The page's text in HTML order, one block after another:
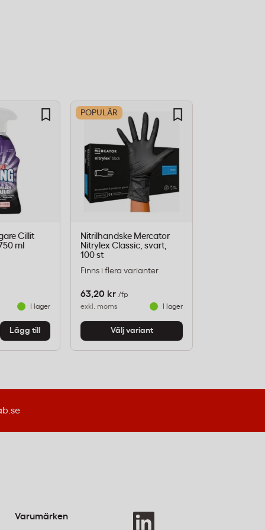
Cillit
ml
I lager
Lägg till
Nitrilhandske Mercator
Nitrylex Classic, svart,
100 st
Finns i flera varianter
63,20 kr /fp
exkl. moms
I lager
Välj variant
POPULÄR
Varumärken